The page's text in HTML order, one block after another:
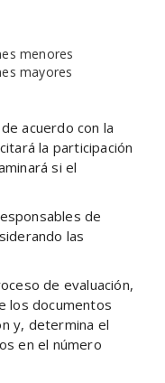
menores
mayores
acuerdo con la
la participación
si el
de
las
de evaluación,
los documentos
y, determina el
en el número